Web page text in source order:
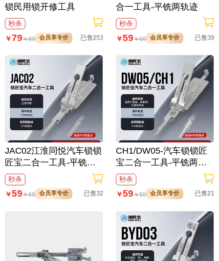
锁民用锁开修工具
秒杀
￥79￥89 会员享专价 已售253
JAC02江淮同悦汽车锁锁
匠宝二合一工具-平铣两
轨迹
秒杀
￥59￥69 会员享专价 已售32
合一工具-平铣两轨迹
秒杀
￥59￥69 会员享专价 已售39
CH1/DW05-汽车锁锁匠
宝二合一工具-平铣两轨
迹 适用雪佛兰/景程/科帕
奇/哈雷
秒杀
￥59￥69 会员享专价 已售21